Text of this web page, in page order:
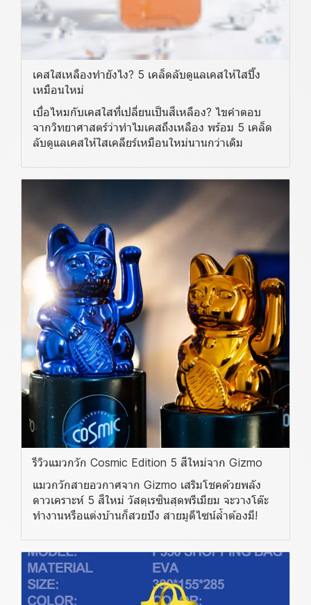
เคสใสเหลืองทำยังไง? 5 เคล็ดลับดูแลเคสให้ใสปิ๊ง
เหมือนใหม่
เบื่อไหมกับเคสใสที่เปลี่ยนเป็นสีเหลือง? ไขคำตอบ
จากวิทยาศาสตร์ว่าทำไมเคสถึงเหลือง พร้อม 5 เคล็ด
ลับดูแลเคสให้ใสเคลียร์เหมือนใหม่นานกว่าเดิม
รีวิวแมวกวัก Cosmic Edition 5 สีใหม่จาก Gizmo
แมวกวักสายอวกาศจาก Gizmo เสริมโชคด้วยพลัง
ดาวเคราะห์ 5 สีใหม่ วัสดุเรซินสุดพรีเมียม จะวางโต๊ะ
ทำงานหรือแต่งบ้านก็สวยปัง สายมูดีไซน์ล้ำต้องมี!